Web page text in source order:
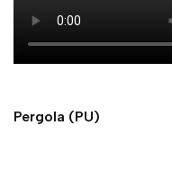
Pergola (PU)